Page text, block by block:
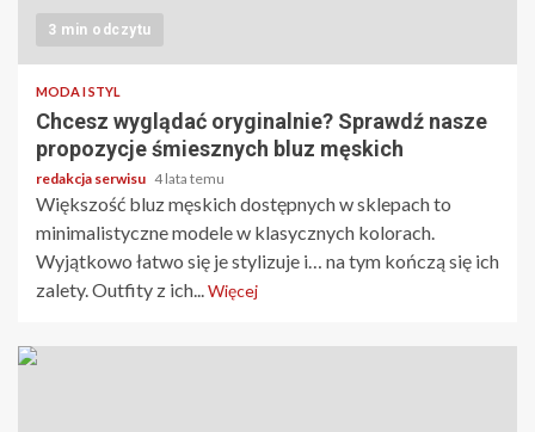
3 min odczytu
MODA I STYL
Chcesz wyglądać oryginalnie? Sprawdź nasze
propozycje śmiesznych bluz męskich
redakcja serwisu 4 lata temu
Większość bluz męskich dostępnych w sklepach to
minimalistyczne modele w klasycznych kolorach.
Wyjątkowo łatwo się je stylizuje i… na tym kończą się ich
zalety. Outfity z ich...Więcej